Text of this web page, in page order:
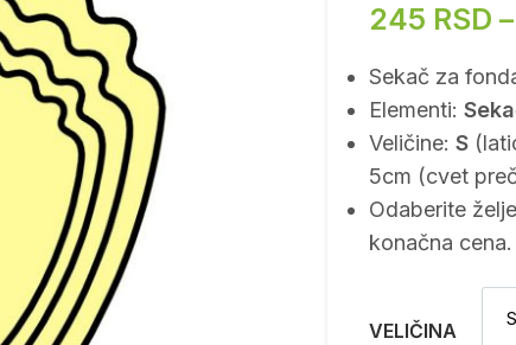
245 RSD –
Sekač za
Elementi:
Veličine: S
5cm (cvet
Odaberite
konačna cena.
VELIČINA
S
S